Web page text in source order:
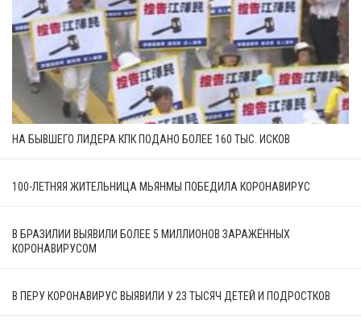
НА БЫВШЕГО ЛИДЕРА КПК ПОДАНО БОЛЕЕ 160 ТЫС. ИСКОВ
100-ЛЕТНЯЯ ЖИТЕЛЬНИЦА МЬЯНМЫ ПОБЕДИЛА КОРОНАВИРУС
В БРАЗИЛИИ ВЫЯВИЛИ БОЛЕЕ 5 МИЛЛИОНОВ ЗАРАЖЁННЫХ
КОРОНАВИРУСОМ
В ПЕРУ КОРОНАВИРУС ВЫЯВИЛИ У 23 ТЫСЯЧ ДЕТЕЙ И ПОДРОСТКОВ